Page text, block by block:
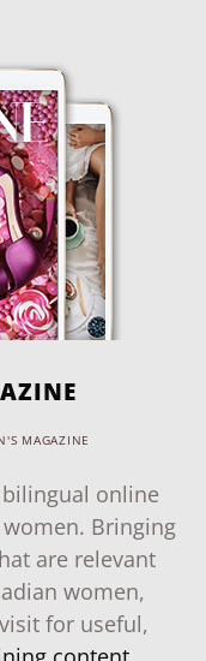
MAGAZINE
bilingual online
women. Bringing
are relevant
women,
for useful,